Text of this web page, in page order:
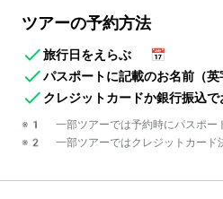
ツアーの予約方法
旅行日をえらぶ
📅
パスポートに記載のお名前（英
クレジットカードか銀行振込で
※1 一部ツアーでは予約時にパスポート
※2 一部ツアーではクレジットカード決